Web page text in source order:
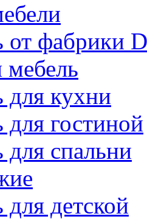
от фабрики
для кухни
гостиной
спальни
детской